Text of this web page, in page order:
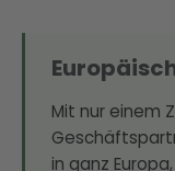
Mit nur einem
in ganz